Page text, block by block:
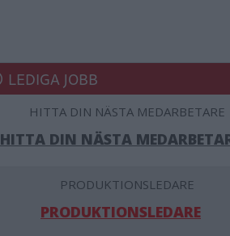
LEDIGA JOBB
HITTA DIN NÄSTA
PRODUKTIONSLEDARE